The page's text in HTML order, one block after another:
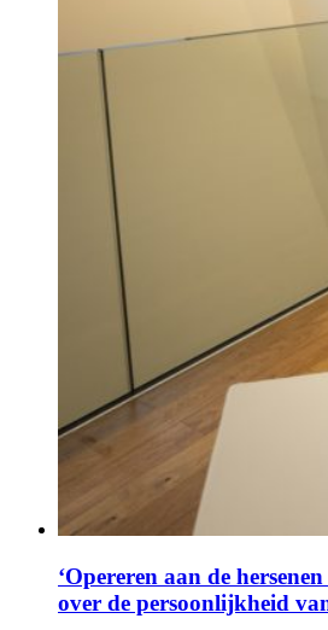
‘Opereren aan de
over de persoonlijkheid